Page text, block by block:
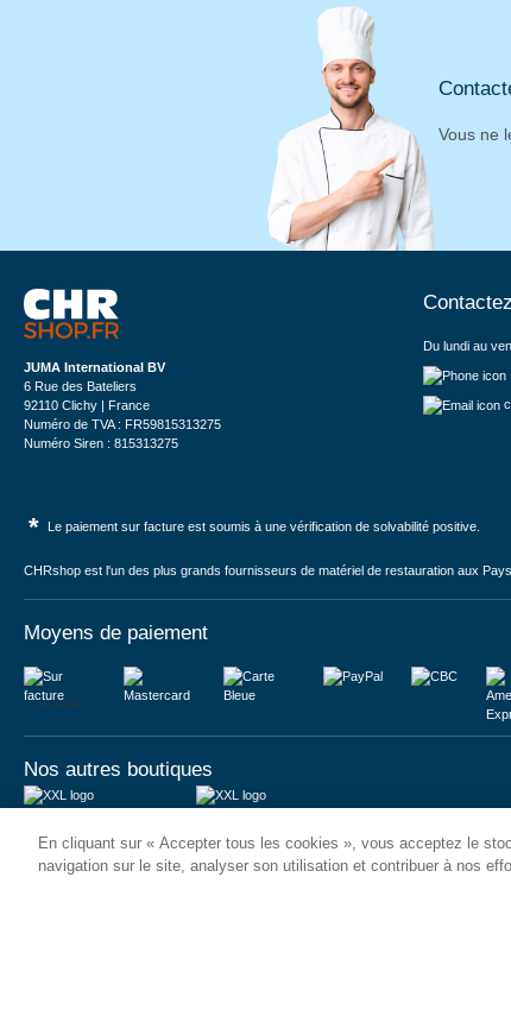
Vous ne
JUMA International BV
6 Rue des Bateliers
92110 Clichy | France
Numéro de TVA : FR59815313275
Numéro Siren : 815313275
Du lundi au
* Le paiement sur facture est soumis à une vérification de solvabilité positive.
CHRshop est l'un des plus grands fournisseurs de matériel de restauration aux
Moyens de paiement
Sur facture
Nos autres boutiques
Königsborner Straße 26a
39175 Biederitz | Deutschland
Vrijheidweg 34
1521RR Wormerveer | Nederland
En cliquant sur « Accepter tous les cookies », vous acceptez le
navigation sur le site, analyser son utilisation et contribuer à nos